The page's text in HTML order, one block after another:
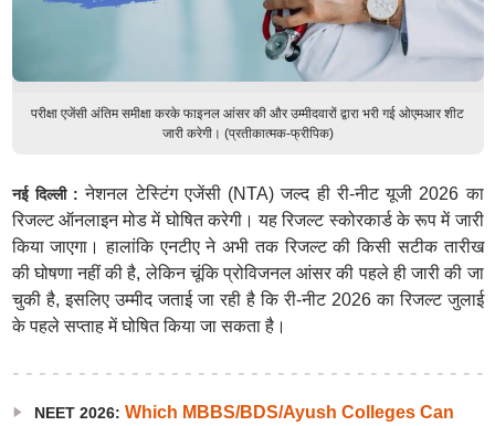
परीक्षा एजेंसी अंतिम समीक्षा करके फाइनल आंसर की और उम्मीदवारों द्वारा भरी गई ओएमआर शीट
जारी करेगी। (प्रतीकात्मक-फ्रीपिक)
नई दिल्ली : नेशनल टेस्टिंग एजेंसी (NTA) जल्द ही री-नीट यूजी 2026 का
रिजल्ट ऑनलाइन मोड में घोषित करेगी। यह रिजल्ट स्कोरकार्ड के रूप में जारी
किया जाएगा। हालांकि एनटीए ने अभी तक रिजल्ट की किसी सटीक तारीख
की घोषणा नहीं की है, लेकिन चूंकि प्रोविजनल आंसर की पहले ही जारी की जा
चुकी है, इसलिए उम्मीद जताई जा रही है कि री-नीट 2026 का रिजल्ट जुलाई
के पहले सप्ताह में घोषित किया जा सकता है।
NEET 2026: Which MBBS/BDS/Ayush Colleges Can